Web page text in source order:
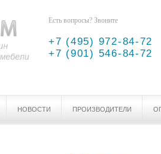
Есть вопросы? Звоните
+7 (495) 972-84-72
+7 (901) 546-84-72
НОВОСТИ ПРОИЗВОДИТЕЛИ